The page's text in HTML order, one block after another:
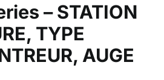
– STATION
TYPE
AUGE